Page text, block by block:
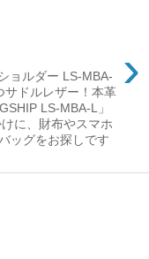
›
ョルダー LS-MBA-
ドルレザー！本革
LS-MBA-L」
に、財布やスマホ
ッグをお探しです